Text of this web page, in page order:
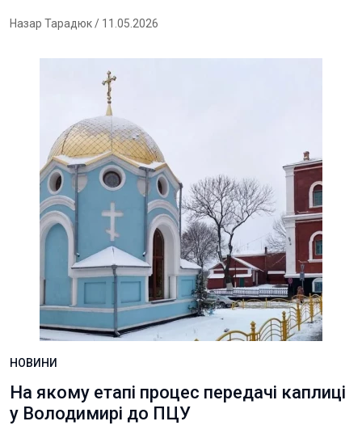
Назар Тарадюк/ 11.05.2026
НОВИНИ
На якому етапі процес передачі каплиці
у Володимирі до ПЦУ